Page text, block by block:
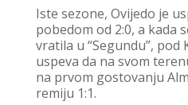
Iste sezone, Ovijedo je
pobedom od 2:0, a kada
vratila u “Segundu”, pod
uspeva da na svom
na prvom gostovanju
remiju 1:1.